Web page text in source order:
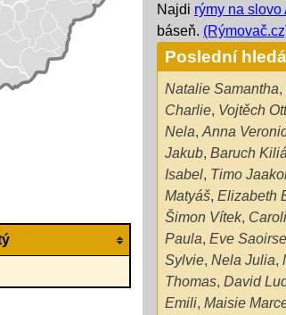
Najdi rýmy na slovo
báseň.
Poslední
Natalie Samantha,
Charlie, Vojtěch
Nela, Anna
Jakub, Baruch
Isabel, Timo
Matyáš, Elizabeth
Šimon Vítek, Caroli
Paula, Eve Saoirse
Sylvie, Nela Julia,
Thomas, David
Emili, Maisie